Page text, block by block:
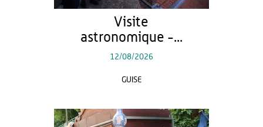
Visite
astronomique -...
12/08/2026
GUISE